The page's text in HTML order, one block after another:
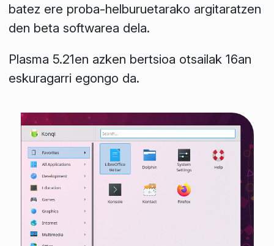
batez ere proba-helburuetarako argitaratzen
den beta softwarea dela.
Plasma 5.21en azken bertsioa otsailak 16an
eskuragarri egongo da.